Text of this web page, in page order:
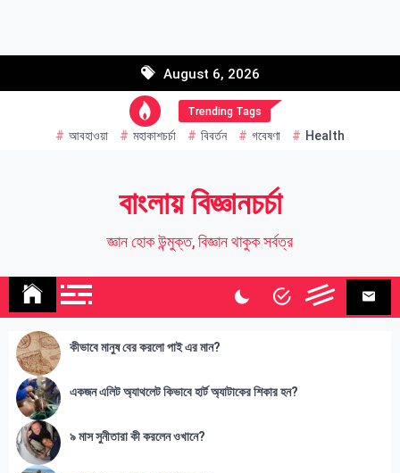
August 6, 2026
Trending Tags
আবহাওয়া মহাকাশচর্চা বিবর্তন গবেষণা Health
বাংলায় বিজ্ঞানচর্চা
জ্ঞান হোক উন্মুক্ত, বিজ্ঞান থাকুক সর্বত্র
কীভাবে মানুষ বের করলো পাই এর মান?
একজন এলিট অ্যাথলেট কিভাবে হার্ট অ্যাটাকের শিকার হন?
৯ মাস সুনীতারা কী করলেন ওখানে?